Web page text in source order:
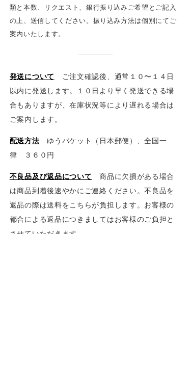
類と本数、リクエスト、銀行振り込みご希望とご記入
の上、送信してください。振り込み方法は個別にてご
案内いたします。
発送について
ご注文確認後、通常１０〜１４日
以内に発送します。１０日より早く発送できる場
合もありますが、在庫状況等により遅れる場合は
ご案内します。
配送方法 ゆうパケット（日本郵便）、全国一
律 ３６０円
不良品及び返品について 商品に欠損がある場合
は商品到着後速やかにご連絡ください。不良品を
返品の際は送料をこちらが負担します。お客様の
都合による返品につきましてはお客様のご負担と
させていただきます。